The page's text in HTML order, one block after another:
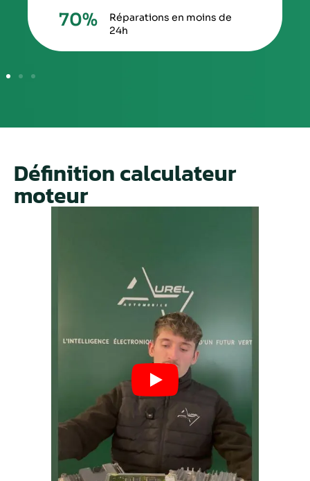
Réparations en moins de
24h
70%
Définition calculateur
moteur